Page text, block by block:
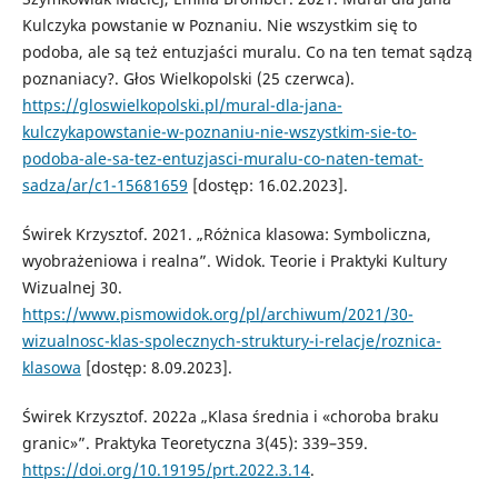
Kulczyka powstanie w Poznaniu. Nie wszystkim się to
podoba, ale są też entuzjaści muralu. Co na ten temat sądzą
poznaniacy?. Głos Wielkopolski (25 czerwca).
https://gloswielkopolski.pl/mural-dla-jana-
kulczykapowstanie-w-poznaniu-nie-wszystkim-sie-to-
podoba-ale-sa-tez-entuzjasci-muralu-co-naten-temat-
sadza/ar/c1-15681659 [dostęp: 16.02.2023].
Świrek Krzysztof. 2021. „Różnica klasowa: Symboliczna,
wyobrażeniowa i realna”. Widok. Teorie i Praktyki Kultury
Wizualnej 30.
https://www.pismowidok.org/pl/archiwum/2021/30-
wizualnosc-klas-spolecznych-struktury-i-relacje/roznica-
klasowa [dostęp: 8.09.2023].
Świrek Krzysztof. 2022a „Klasa średnia i «choroba braku
granic»”. Praktyka Teoretyczna 3(45): 339–359.
https://doi.org/10.19195/prt.2022.3.14.